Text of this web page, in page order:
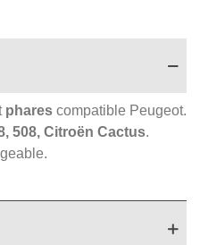
phares compatible Peugeot.
508, Citroën Cactus.